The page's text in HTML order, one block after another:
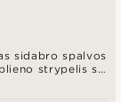
sidabro spalvos
strypelis su